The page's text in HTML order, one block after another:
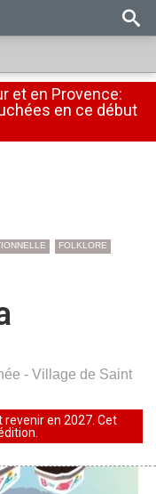
et en Provence:
en ce début
FOLKLORE
- Village de Saint
en 2027. Cet